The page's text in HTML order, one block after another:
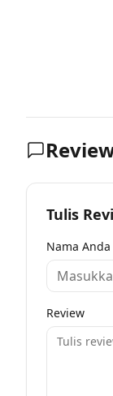
Tulis
Nama Anda
Review